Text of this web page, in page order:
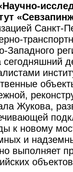
Санкт-
Западного
сегодняшний
Жукова,
к новому
и
выполняет